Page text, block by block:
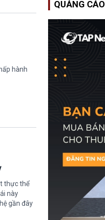
hành
thực thể
này
gần đây
QUẢNG CÁO